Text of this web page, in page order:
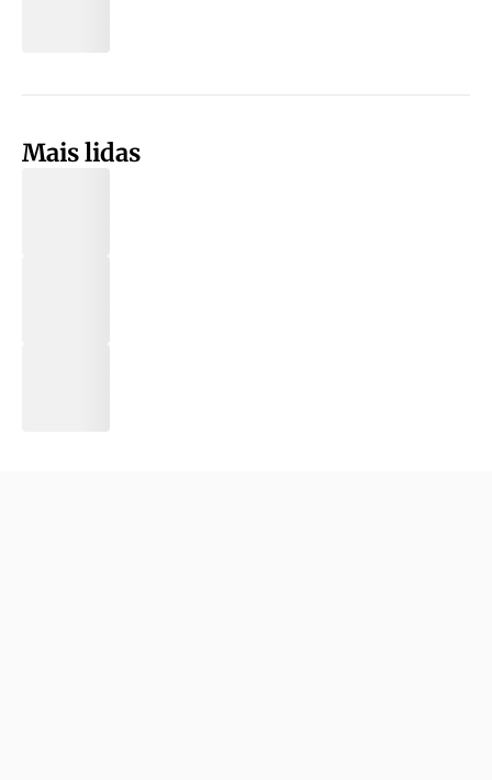
Mais lidas